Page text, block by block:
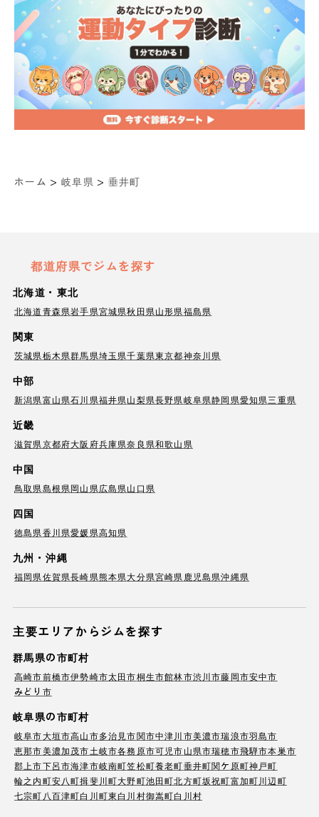
ホーム > 岐阜県 > 垂井町
都道府県でジムを探す
北海道・東北
北海道青森県岩手県宮城県秋田県山形県福島県
関東
茨城県栃木県群馬県埼玉県千葉県東京都神奈川県
中部
新潟県富山県石川県福井県山梨県長野県岐阜県静岡県愛知県三重県
近畿
滋賀県京都府大阪府兵庫県奈良県和歌山県
中国
鳥取県島根県岡山県広島県山口県
四国
徳島県香川県愛媛県高知県
九州・沖縄
福岡県佐賀県長崎県熊本県大分県宮崎県 鹿児島県沖縄県
主要エリアからジムを探す
群馬県の市町村
高崎市前橋市伊勢崎市太田市桐生市館林市渋川市藤岡市安中市
みどり市
岐阜県の市町村
岐阜市大垣市高山市多治見市関市中津川市美濃市瑞浪市羽島市
恵那市美濃加茂市土岐市各務原市可児市山県市瑞穂市飛騨市本巣市
郡上市下呂市海津市岐南町笠松町養老町垂井町関ケ原町神戸町
輪之内町安八町揖斐川町大野町池田町北方町坂祝町富加町川辺町
七宗町 八百津町白川町東白川村御嵩町白川村